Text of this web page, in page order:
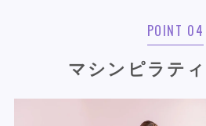
POINT 04
マシンピラティ